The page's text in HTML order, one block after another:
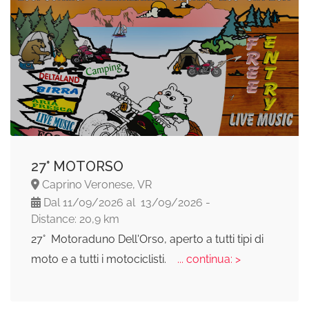
27° MOTORSO
Caprino Veronese, VR
Dal 11/09/2026 al 13/09/2026 -
Distance: 20,9 km
27° Motoraduno Dell'Orso, aperto a tutti tipi di
moto e a tutti i motociclisti.
... continua: >